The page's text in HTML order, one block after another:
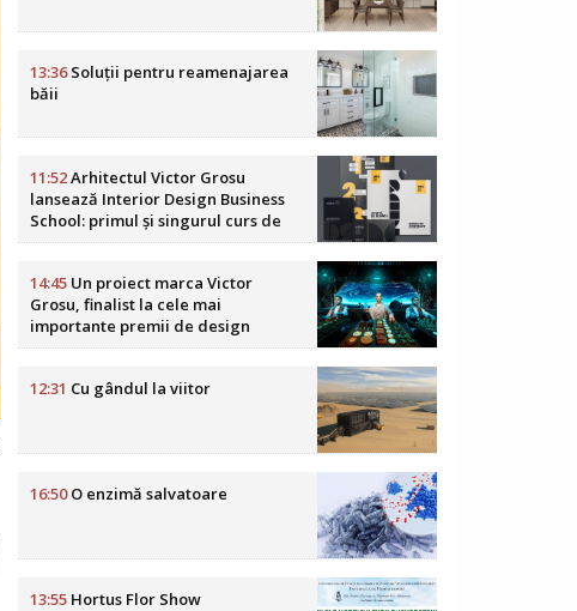
13:36Soluții pentru reamenajarea
băii
11:52Arhitectul Victor Grosu
lansează Interior Design Business
School: primul și singurul curs de
business în design interior din
14:45 Un proiect marca Victor
Grosu, finalist la cele mai
importante premii de design
HoReCa din lume
12:31 Cu gândul la viitor
16:50O enzimă salvatoare
13:55 Hortus Flor Show